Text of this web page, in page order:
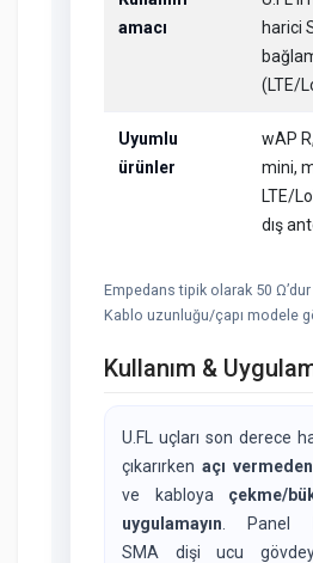
amacı
harici
(LTE/
Uyumlu
ürünler
wAP
mini,
LTE/
dış
Empedans tipik olarak 50 Ω’dur
Kablo uzunluğu/çapı modele
Kullanım &
U.FL uçları son derece
çıkarırkenaçı vermeden
ve kabloya çekme/
uygulamayın . Panel
SMA dişi ucu